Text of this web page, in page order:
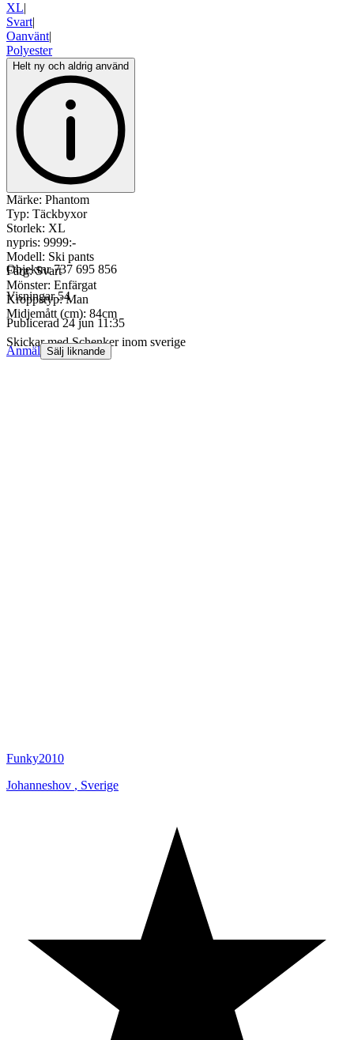
XL|
Svart|
Oanvänt|
Polyester
Helt ny och aldrig använd
Märke: Phantom
Typ: Täckbyxor
Storlek: XL
nypris: 9999:-
Modell: Ski pants
Färg: Svart
Mönster: Enfärgat
Kroppstyp: Man
Midjemått (cm): 84cm
Skickar med Schenker inom sverige
Objektnr 737 695 856
Visningar 54
Publicerad 24 jun 11:35
Anmäl Sälj liknande
Funky2010
Johanneshov , Sverige